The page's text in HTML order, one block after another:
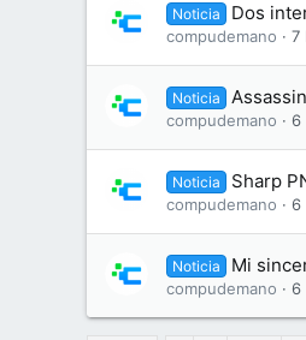
Noticia Dos
compudemano 7
Noticia
compudemano 6
Noticia Sharp
compudemano 6
Noticia Mi
compudemano 6